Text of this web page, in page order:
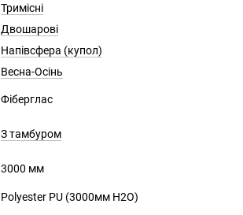
Тримісні
Двошарові
Напівсфера (купол)
Весна-Осінь
Фіберглас
З тамбуром
3000 мм
Polyester PU (3000мм H2O)